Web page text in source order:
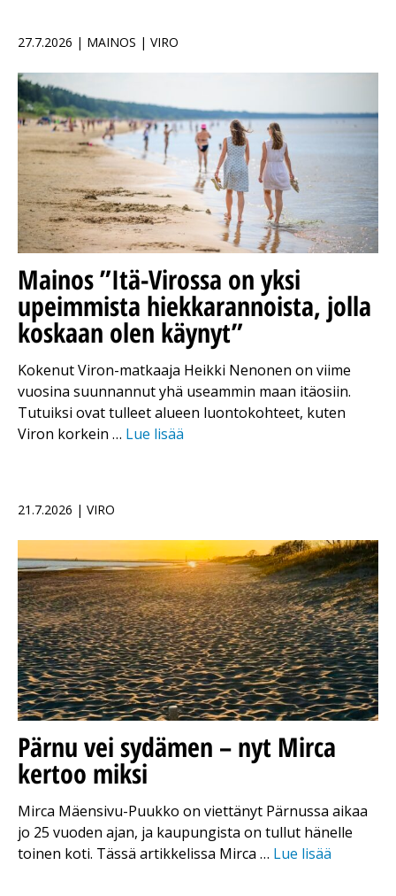
27.7.2026 | MAINOS | VIRO
Mainos”Itä-Virossa on yksi
upeimmista hiekkarannoista, jolla
koskaan olen käynyt”
Kokenut Viron-matkaaja Heikki Nenonen on viime
vuosina suunnannut yhä useammin maan itäosiin.
Tutuiksi ovat tulleet alueen luontokohteet, kuten
Viron korkein … Lue lisää
21.7.2026 | VIRO
Pärnu vei sydämen – nyt Mirca
kertoo miksi
Mirca Mäensivu-Puukko on viettänyt Pärnussa aikaa
jo 25 vuoden ajan, ja kaupungista on tullut hänelle
toinen koti. Tässä artikkelissa Mirca … Lue lisää